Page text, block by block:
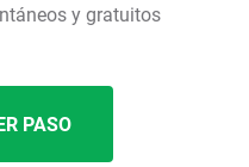
y gratuitos
PASO